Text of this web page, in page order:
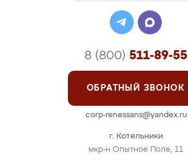
г. Котельники
мкр-н Опытное Поле, 11
8 (800) 511-89-55
ОБРАТНЫЙ ЗВОНОК
corp-renessans@yandex.ru